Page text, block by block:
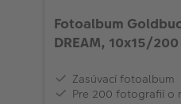
Fotoalbum
DREAM, 10x15/200
Zasúvací fotoalbum
Pre 200 fotografií o